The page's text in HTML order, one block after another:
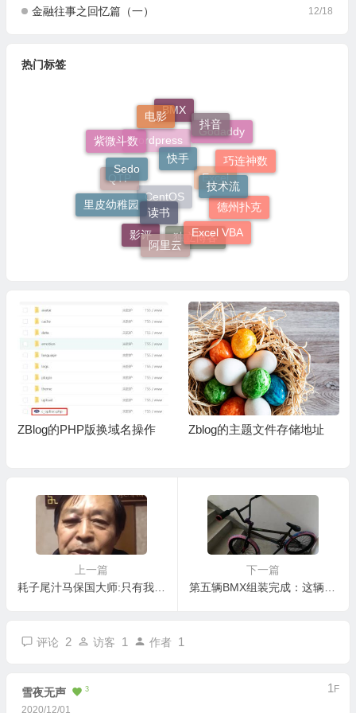
12/18
金融往事之回忆篇（一）
热门标签
wordpress
BMX
Godaddy
Excel
CentOS
QTP
紫微斗数
电影
抖音
巧连神数
德州扑克
独立博客
影评
里皮幼稚园
Sedo
快手
技术流
Excel VBA
阿里云
读书
ZBlog的PHP版换域名操作 Zblog的主题文件存储地址
上一篇
耗子尾汁马保国大师:只有我一个人觉得他体格其实挺好的么
下一篇
评论 2 访客 1 作者 1
雪夜无声 3
2020/12/01
1 F